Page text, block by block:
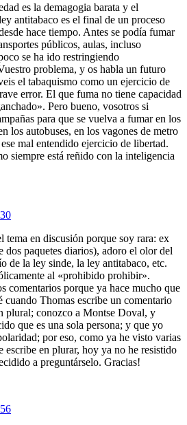
es la demagogia barata y el
antitabaco es el final de un proceso
hace tiempo. Antes se podía fumar
públicos, aulas, incluso
se ha ido restringiendo
problema, y os habla un futuro
el tabaquismo como un ejercicio de
error. El que fuma no tiene capacidad
Pero bueno, vosotros si
para que se vuelva a fumar en los
los autobuses, en los vagones de metro
mal entendido ejercicio de libertad.
siempre está reñido con la inteligencia
tema en discusión porque soy rara: ex
dos paquetes diarios), adoro el olor del
de la ley sinde, la ley antitabaco, etc.
al «prohibido prohibir».
comentarios porque ya hace mucho que
cuando Thomas escribe un comentario
plural; conozco a Montse Doval, y
que es una sola persona; y que yo
por eso, como ya he visto varias
escribe en plurar, hoy ya no he resistido
a preguntárselo. Gracias!